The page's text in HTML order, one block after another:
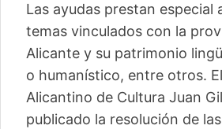
Las ayudas prestan especial
temas vinculados con la
Alicante y su patrimonio
o humanístico, entre otros.
Alicantino de Cultura Juan
publicado la resolución de